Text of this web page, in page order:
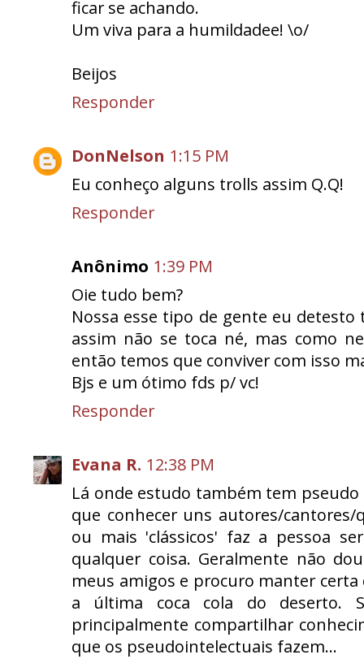
ficar se achando.
Um viva para a humildadee! \o/
Beijos
Responder
DonNelson 1:15 PM
Eu conheço alguns trolls assim Q.Q!
Responder
Anônimo 1:39 PM
Oie tudo bem?
Nossa esse tipo de gente eu
assim não se toca né, mas como
então temos que conviver com isso
Bjs e um ótimo fds p/ vc!
Responder
Evana R. 12:38 PM
Lá onde estudo também tem
que conhecer uns autores/cantores/
ou mais 'clássicos' faz a pessoa
qualquer coisa. Geralmente não
meus amigos e procuro manter certa
a última coca cola do deserto.
principalmente compartilhar
que os pseudointelectuais fazem...